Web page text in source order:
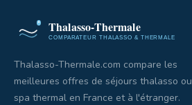
Thalasso-Thermale.com compare les
meilleures offres de séjours thalasso ou
spa thermal en France et à l'étranger.